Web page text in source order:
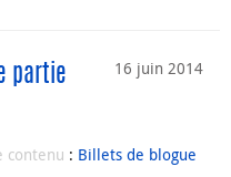
16 juin 2014
partie
contenu : Billets de blogue